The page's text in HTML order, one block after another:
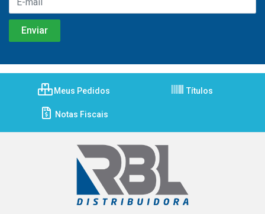
Meus Pedidos Títulos
Notas Fiscais